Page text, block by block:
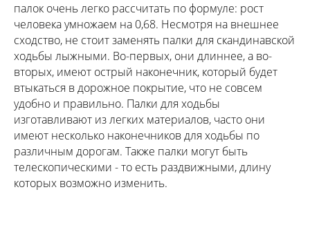
палок очень легко рассчитать по формуле: рост
человека умножаем на 0,68. Несмотря на внешнее
сходство, не стоит заменять палки для скандинавской
ходьбы лыжными. Во-первых, они длиннее, а во-
вторых, имеют острый наконечник, который будет
втыкаться в дорожное покрытие, что не совсем
удобно и правильно. Палки для ходьбы
изготавливают из легких материалов, часто они
имеют несколько наконечников для ходьбы по
различным дорогам. Также палки могут быть
телескопическими - то есть раздвижными, длину
которых возможно изменить.